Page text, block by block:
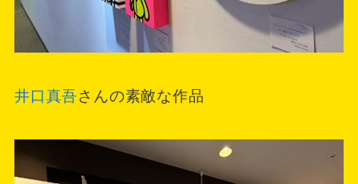
井口真吾さんの素敵な作品